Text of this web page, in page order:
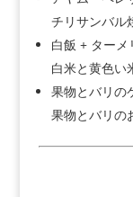
チリサンバル
白飯 + ターメ
白米と黄色い
果物とバリの
果物とバリの